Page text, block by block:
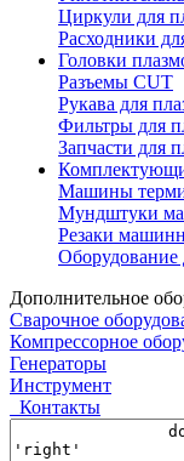
Циркули для
Расходники
Головки
Разъемы CUT
Рукава для
Фильтры для
Запчасти для
Машины
Мундштуки
Резаки
Оборудование
Дополнительное
Сварочное
Компрессорное
Генераторы
Инструмент
Контакты